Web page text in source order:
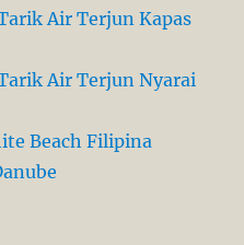
Air Terjun Kapas
Air Terjun Nyarai
Beach Filipina